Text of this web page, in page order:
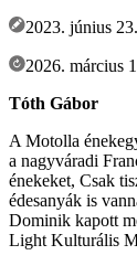
2023. június
2026. március
Tóth Gábor
A Motolla
a nagyváradi
énekeket, Csak
édesanyák is
Dominik kapott
Light Kulturális